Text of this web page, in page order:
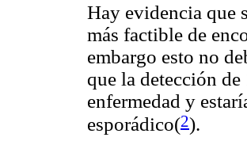
Hay evidencia que
más factible de
embargo esto no
que la detección de
enfermedad y
esporádico(2).